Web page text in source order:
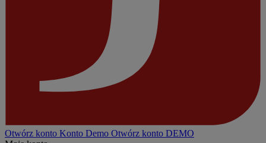
Otwórz konto Konto Demo Otwórz konto DEMO